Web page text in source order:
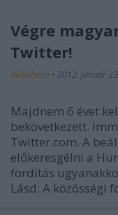
Végre
Twitter!
hírbehozó • 2012. január 23.
Majdnem 6 évet
bekövetkezett.
Twitter.com. A
előkeresgélni a
fordítás
Lásd: A közösségi